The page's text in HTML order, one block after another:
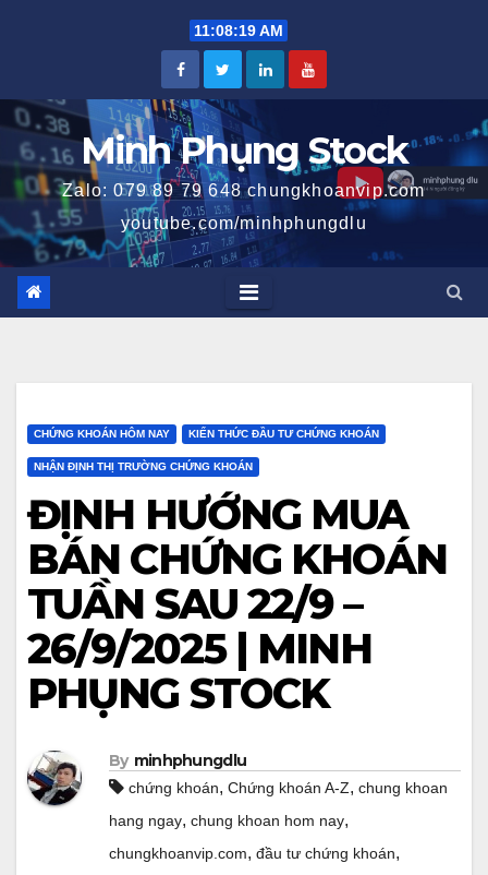
11:08:20 AM
Minh Phụng Stock
Zalo: 079 89 79 648 chungkhoanvip.com
youtube.com/minhphungdlu
CHỨNG KHOÁN HÔM NAY KIẾN THỨC ĐẦU TƯ CHỨNG KHOÁN
NHẬN ĐỊNH THỊ TRƯỜNG CHỨNG KHOÁN
ĐỊNH HƯỚNG MUA
BÁN CHỨNG KHOÁN
TUẦN SAU 22/9 –
26/9/2025 | MINH
PHỤNG STOCK
By minhphungdlu
chứng khoán, Chứng khoán A-Z, chung khoan
hang ngay, chung khoan hom nay,
chungkhoanvip.com, đầu tư chứng khoán,